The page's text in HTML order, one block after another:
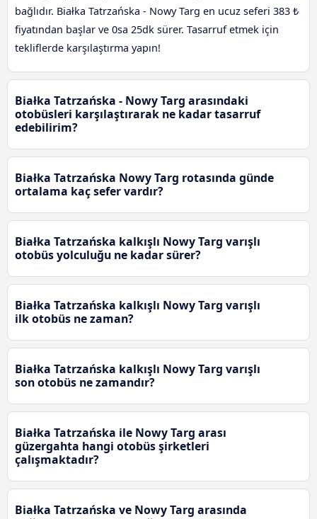
bağlıdır. Białka Tatrzańska - Nowy Targ en ucuz seferi 383 ₺
fiyatından başlar ve 0sa 25dk sürer. Tasarruf etmek için
tekliflerde karşılaştırma yapın!
Białka Tatrzańska - Nowy Targ arasındaki
otobüsleri karşılaştırarak ne kadar tasarruf
edebilirim?
Białka Tatrzańska Nowy Targ rotasında günde
ortalama kaç sefer vardır?
Białka Tatrzańska kalkışlı Nowy Targ varışlı
otobüs yolculuğu ne kadar sürer?
Białka Tatrzańska kalkışlı Nowy Targ varışlı
ilk otobüs ne zaman?
Białka Tatrzańska kalkışlı Nowy Targ varışlı
son otobüs ne zamandır?
Białka Tatrzańska ile Nowy Targ arası
güzergahta hangi otobüs şirketleri
çalışmaktadır?
Białka Tatrzańska ve Nowy Targ arasında